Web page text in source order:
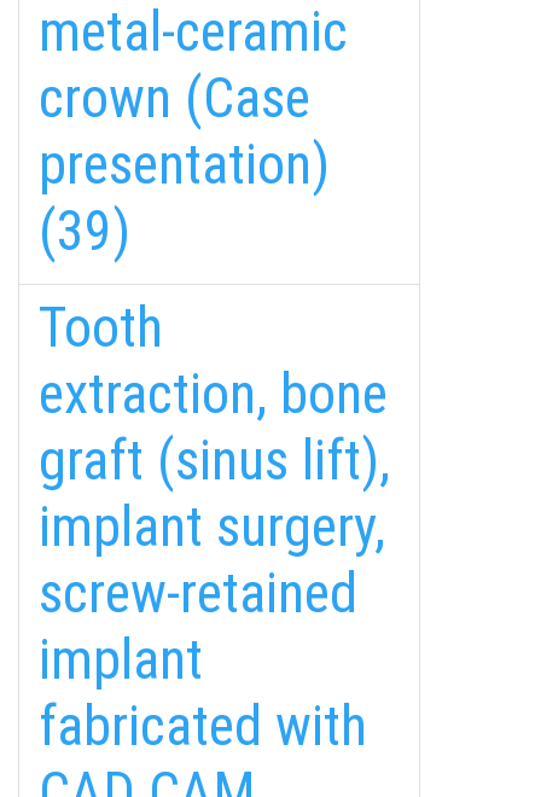
metal-ceramic
crown (Case
presentation)
(39)
Tooth
extraction, bone
graft (sinus lift),
implant surgery,
screw-retained
implant
fabricated with